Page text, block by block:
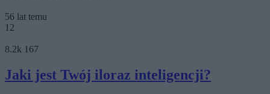
56 lat temu
12
8.2k 167
Jaki jest Twój iloraz inteligencji?